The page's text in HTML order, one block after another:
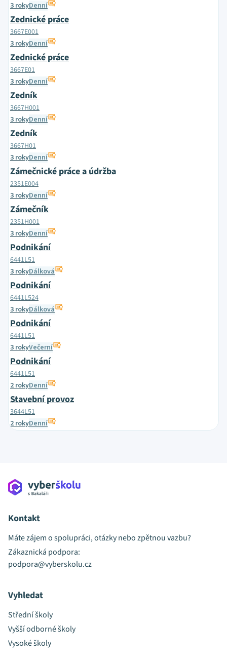
3 rokyDenní
Zednické práce
3667E001
3 rokyDenní
Zednické práce
3667E01
3 rokyDenní
Zedník
3667H001
3 rokyDenní
Zedník
3667H01
3 rokyDenní
Zámečnické práce a údržba
2351E004
3 rokyDenní
Zámečník
2351H001
3 rokyDenní
Podnikání
6441L51
3 rokyDálková
Podnikání
6441L524
3 rokyDálková
Podnikání
6441L51
3 rokyVečerní
Podnikání
6441L51
2 rokyDenní
Stavební provoz
3644L51
2 rokyDenní
Kontakt
Máte zájem o spolupráci, otázky nebo zpětnou vazbu?
Zákaznická podpora:
podpora@vyberskolu.cz
Vyhledat
Střední školy
Vyšší odborné školy
Vysoké školy